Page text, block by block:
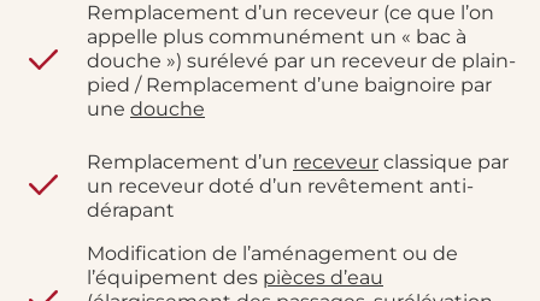
Remplacement d’un receveur (ce que l’on
appelle plus communément un « bac à
douche ») surélevé par un receveur de plain-
pied / Remplacement d’une baignoire par
une douche
Remplacement d’un receveur classique par
un receveur doté d’un revêtement anti-
dérapant
Modification de l’aménagement ou de
l’équipement des pièces d’eau